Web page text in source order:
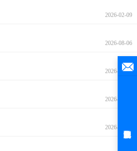
2026-02-09
2026-08-06
2026-08-06
2026-08-06
2026-08-06